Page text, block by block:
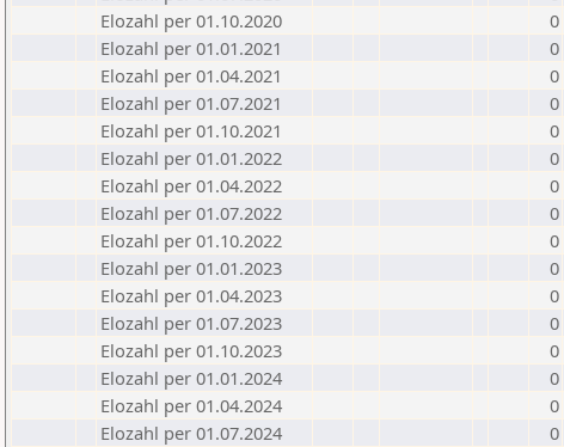
Elozahl per 01.10.2020
0
Elozahl per 01.01.2021
0
Elozahl per 01.04.2021
0
Elozahl per 01.07.2021
0
Elozahl per 01.10.2021
0
Elozahl per 01.01.2022
0
Elozahl per 01.04.2022
0
Elozahl per 01.07.2022
0
Elozahl per 01.10.2022
0
Elozahl per 01.01.2023
0
Elozahl per 01.04.2023
0
Elozahl per 01.07.2023
0
Elozahl per 01.10.2023
0
Elozahl per 01.01.2024
0
Elozahl per 01.04.2024
0
Elozahl per 01.07.2024
0